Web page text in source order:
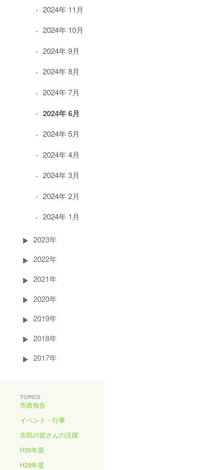
2024年 11月
2024年 10月
2024年 9月
2024年 8月
2024年 7月
2024年 6月
2024年 5月
2024年 4月
2024年 3月
2024年 2月
2024年 1月
2023年
2022年
2021年
2020年
2019年
2018年
2017年
TOPICS
市政報告
イベント・行事
市民の皆さんの活躍
H30年度
H29年度